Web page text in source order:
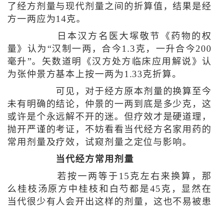
了经方剂量与现代剂量之间的折算值，结果是经
方一两应为14克。
日本汉方名医大塚敬节《药物的权
量》认为“汉制一两，合今1.3克，一升合今200
毫升”。矢数道明《汉方处方临床应用解说》认
为张仲景方基本上按一两为1.33克折算。
可见，对于经方原本剂量的换算至今
未有明确的结论，仲景的一两到底是多少克，这
或许是个永远解不开的迷。但疗效才是硬道理，
抛开严谨的考证，不妨看看当代经方名家用药的
常用剂量及疗效，试窥剂量之定位与影响。
当代经方常用剂量
若按一两等于15克左右来换算，那
么桂枝汤原方中桂枝和白芍都是45克，显然在
当代很少有人会开出这样的剂量，这也不易被患